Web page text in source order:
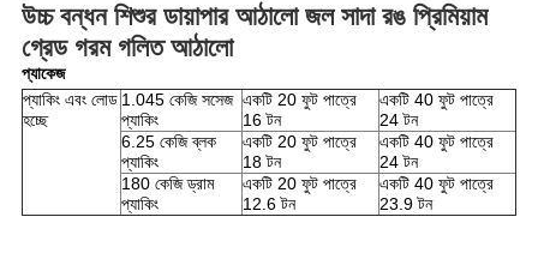
উচ্চ বন্ধন শিশুর ডায়াপার আঠালো জল সাদা রঙ প্রিমিয়াম
গ্রেড গরম গলিত আঠালো
প্যাকেজ
প্যাকিং এবং লোড
হচ্ছে
1.045 কেজি সসেজ
প্যাকিং
একটি 20 ফুট পাত্রে
16 টন
একটি 40 ফুট পাত্রে
24 টন
6.25 কেজি ব্লক
প্যাকিং
একটি 20 ফুট পাত্রে
18 টন
একটি 40 ফুট পাত্রে
24 টন
180 কেজি ড্রাম
প্যাকিং
একটি 20 ফুট পাত্রে
12.6 টন
একটি 40 ফুট পাত্রে
23.9 টন